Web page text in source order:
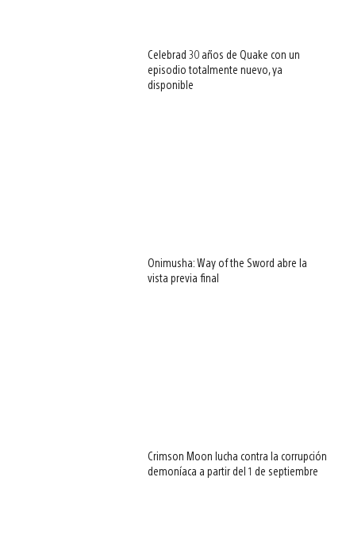
Celebrad 30 años de Quake con un
episodio totalmente nuevo, ya
disponible
Onimusha: Way of the Sword abre la
vista previa final
Crimson Moon lucha contra la corrupción
demoníaca a partir del 1 de septiembre